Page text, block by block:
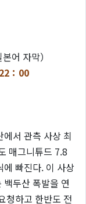
어 자막）
：00
서 관측 사상 최
매그니튜드 7.8
에 빠진다. 이 사상
두산 폭발을 연
청하고 한반도 전